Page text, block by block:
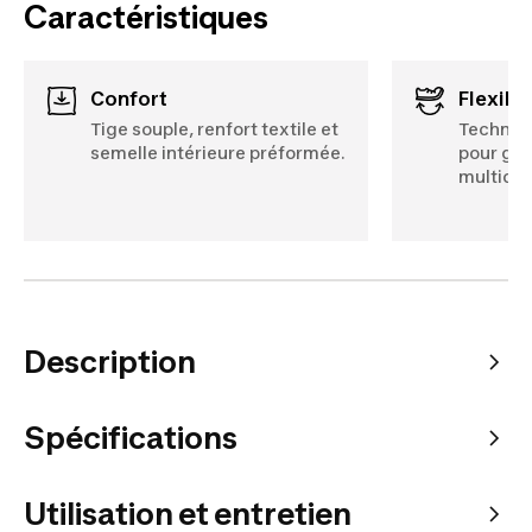
Caractéristiques
Confort
Tige souple, renfort textile et
semelle intérieure préformée.
pour
Description
Spécifications
Utilisation et entretien